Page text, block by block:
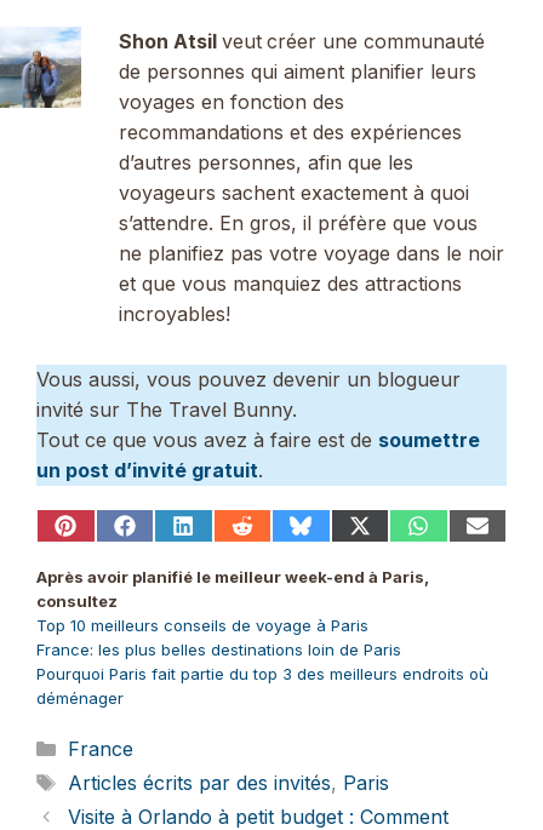
Shon Atsil veut créer une communauté
de personnes qui aiment planifier leurs
voyages en fonction des
recommandations et des expériences
d’autres personnes, afin que les
voyageurs sachent exactement à quoi
s’attendre. En gros, il préfère que vous
ne planifiez pas votre voyage dans le noir
et que vous manquiez des attractions
incroyables!
Vous aussi, vous pouvez devenir un blogueur
invité sur The Travel Bunny.
Tout ce que vous avez à faire est de soumettre
un post d’invité gratuit.
Share
Pinterest
Share
Facebook
Share
LinkedIn
Share
Reddit
Share
Bluesky
Share
X
(Twitter)
Share
WhatsApp
Share
Après avoir planifié le meilleur week-end à Paris,
consultez
Top 10 meilleurs conseils de voyage à Paris
France: les plus belles destinations loin de Paris
Pourquoi Paris fait partie du top 3 des meilleurs endroits où
déménager
Catégories
France
Étiquettes
Articles écrits par des invités, Paris
Visite à Orlando à petit budget : Comment